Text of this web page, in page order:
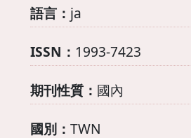
語言： ja
ISSN： 1993-7423
期刊性質： 國內
國別： TWN